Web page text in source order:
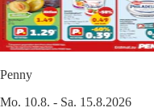
Penny
Mo. 10.8. - Sa. 15.8.2026